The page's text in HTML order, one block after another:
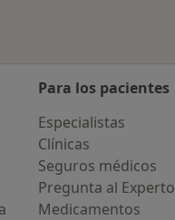
Para los pacientes
Especialistas
Clínicas
Seguros médicos
Pregunta al Experto
Medicamentos